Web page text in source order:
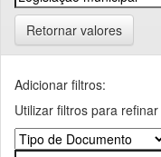
Retornar valores
Adicionar filtros:
Utilizar filtros para